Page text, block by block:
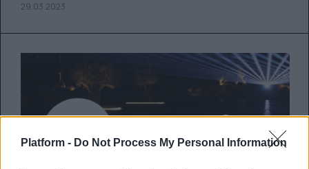
Platform - Do Not Process My Personal Information
29.03.2023